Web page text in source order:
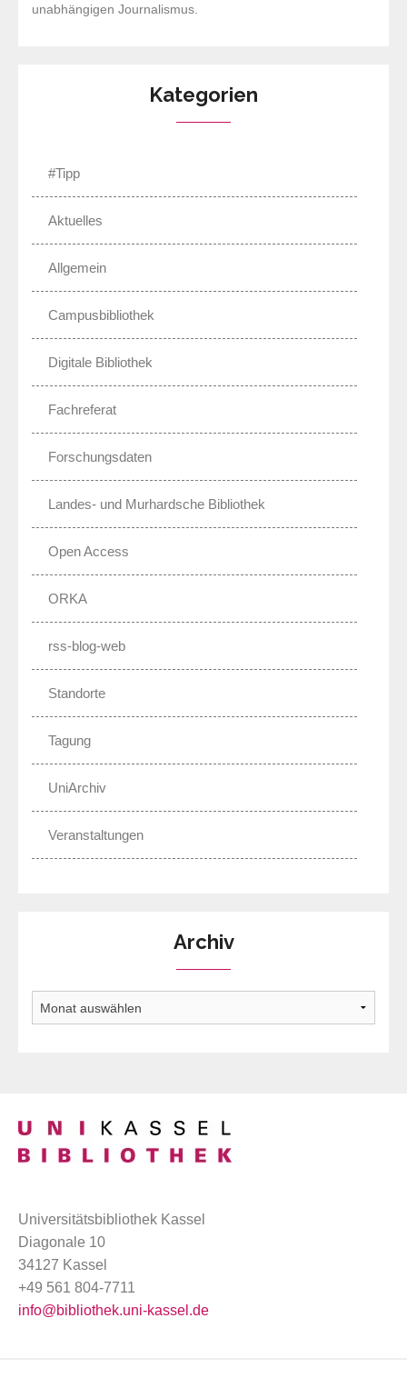
unabhängigen Journalismus.
Kategorien
#Tipp
Aktuelles
Allgemein
Campusbibliothek
Digitale Bibliothek
Fachreferat
Forschungsdaten
Landes- und Murhardsche Bibliothek
Open Access
ORKA
rss-blog-web
Standorte
Tagung
UniArchiv
Veranstaltungen
Archiv
Universitätsbibliothek Kassel
Diagonale 10
34127 Kassel
+49 561 804-7711
info@bibliothek.uni-kassel.de